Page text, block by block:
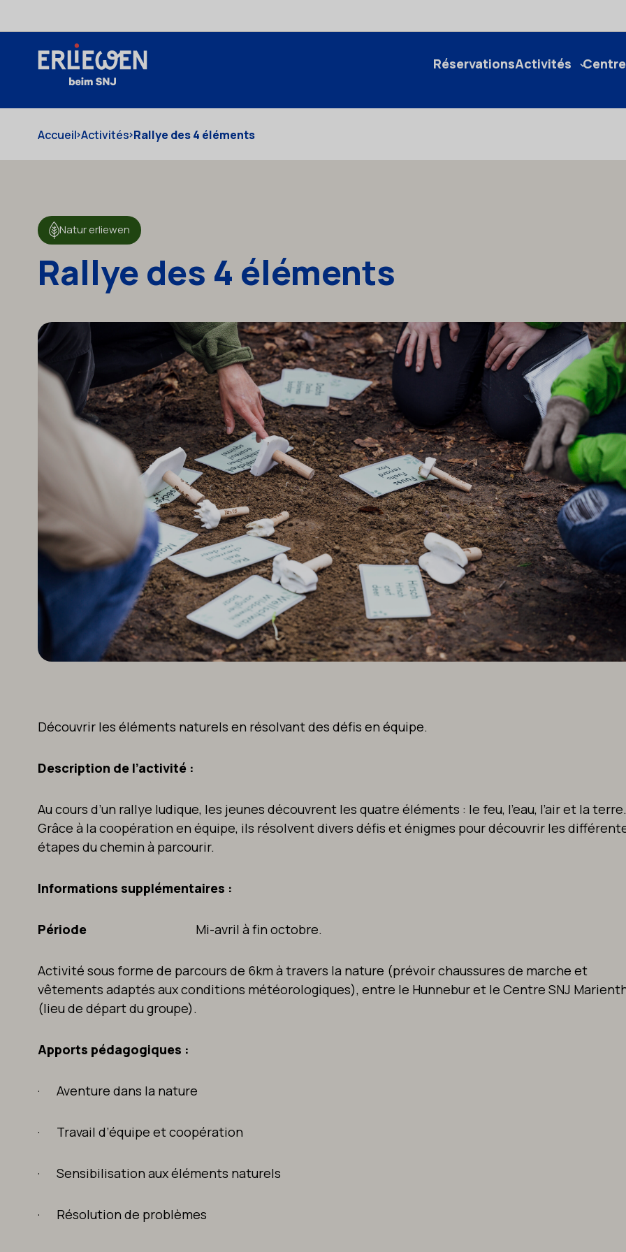
RéservationsActivités
Accueil Activités Rallye des 4 éléments
Natur erliewen
Rallye des 4 éléments
Découvrir les éléments naturels en résolvant des défis en équipe.
Description de l’activité :
Au cours d’un rallye ludique, les jeunes découvrent les quatre éléments : le feu, l’eau, l’air et la terre.
Grâce à la coopération en équipe, ils résolvent divers défis et énigmes pour découvrir les
étapes du chemin à parcourir.
Informations supplémentaires :
Période Mi-avril à fin octobre.
Activité sous forme de parcours de 6km à travers la nature (prévoir chaussures de marche et
vêtements adaptés aux conditions météorologiques), entre le Hunnebur et le Centre SNJ
(lieu de départ du groupe).
Apports pédagogiques :
· Aventure dans la nature
· Travail d’équipe et coopération
· Sensibilisation aux éléments naturels
· Résolution de problèmes